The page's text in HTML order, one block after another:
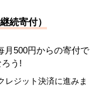
続寄付）
月500円からの寄付で
ろう!
レジット決済に進みま